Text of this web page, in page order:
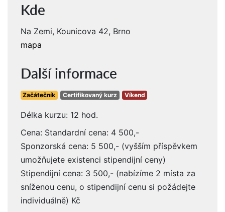
Kde
Na Zemi, Kounicova 42, Brno
mapa
Další informace
Začátečník Certifikovaný kurz Víkend
Délka kurzu: 12 hod.
Cena: Standardní cena: 4 500,-
Sponzorská cena: 5 500,- (vyšším příspěvkem
umožňujete existenci stipendijní ceny)
Stipendijní cena: 3 500,- (nabízíme 2 místa za
sníženou cenu, o stipendijní cenu si požádejte
individuálně) Kč